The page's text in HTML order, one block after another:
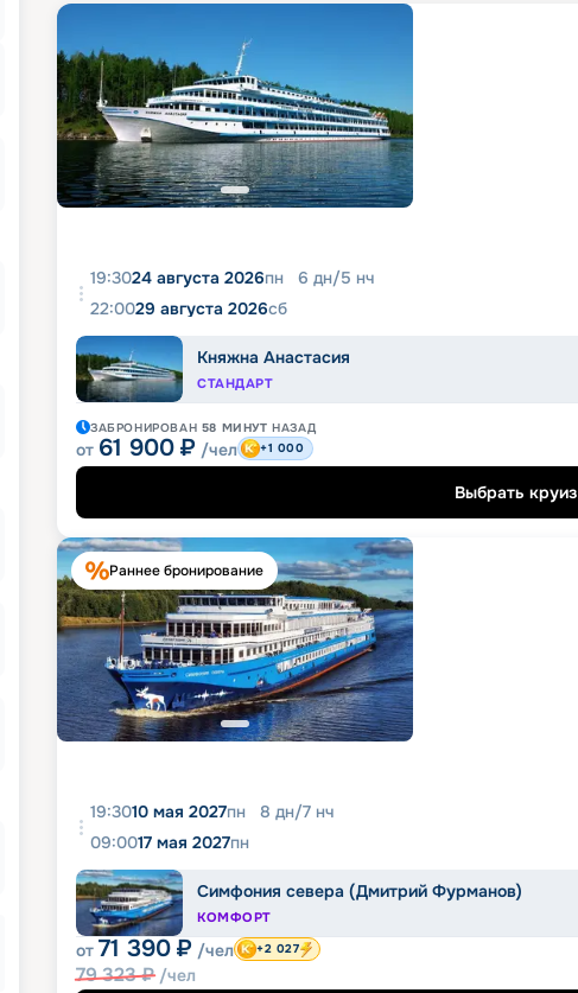
19:3024 августа 2026пн 6 дн/5 нч
22:0029 августа 2026сб
Княжна Анастасия
СТАНДАРТ
ЗАБРОНИРОВАН 58 МИНУТ НАЗАД
от 61 900 ₽ /чел +1 000
Выбрать круиз
Раннее бронирование
19:3010 мая 2027пн 8 дн/7 нч
09:0017 мая 2027пн
Симфония севера (Дмитрий Фурманов)
КОМФОРТ
от 71 390 ₽ /чел
79 323₽ /чел
+2 027